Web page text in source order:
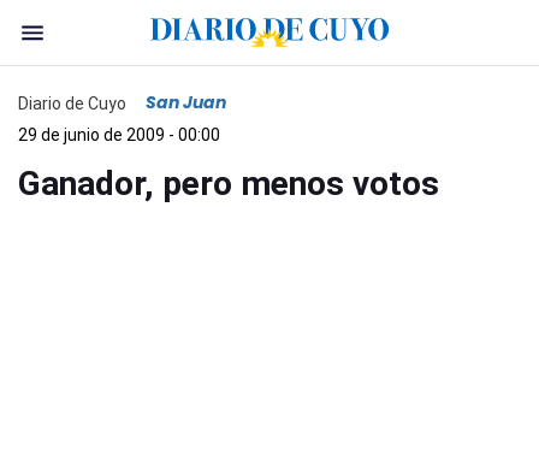
Diario de Cuyo San Juan
29 de junio de 2009 - 00:00
Ganador, pero menos votos